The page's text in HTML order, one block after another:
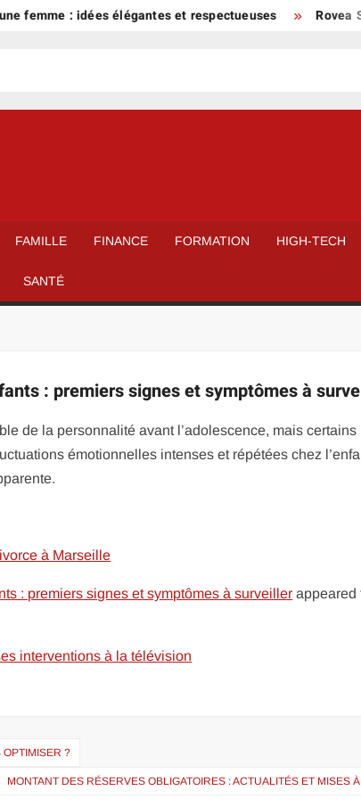
femme : idées élégantes et respectueuses Rovea
FAMILLE FINANCE FORMATION HIGH-TECH
SANTÉ
: premiers signes et symptômes à
de la personnalité avant l’adolescence, mais certains
émotionnelles intenses et répétées chez
à Marseille
: premiers signes et symptômes à surveiller appeared
interventions à la télévision
OPTIMISER ?
MONTANT DES RÉSERVES OBLIGATOIRES : ACTUALITÉS ET MISES